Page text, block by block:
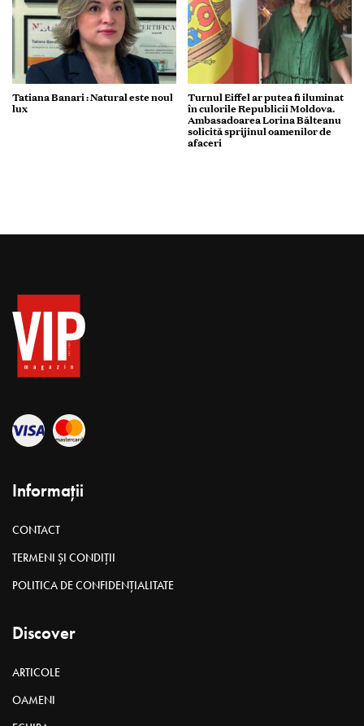
Tatiana Banari : Natural este noul
lux
Turnul Eiffel ar putea fi iluminat
în culorile Republicii Moldova.
Ambasadoarea Lorina Bălteanu
solicită sprijinul oamenilor de
afaceri
Informații
CONTACT
TERMENI ȘI CONDIȚII
POLITICA DE CONFIDENȚIALITATE
Discover
ARTICOLE
OAMENI